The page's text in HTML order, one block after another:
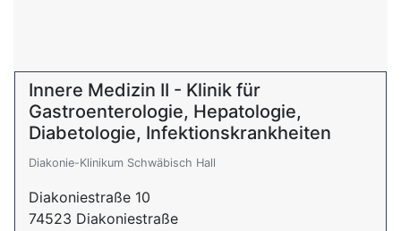
Innere Medizin II - Klinik für
Gastroenterologie, Hepatologie,
Diabetologie, Infektionskrankheiten
Diakonie-Klinikum Schwäbisch Hall
Diakoniestraße 10
74523 Diakoniestraße